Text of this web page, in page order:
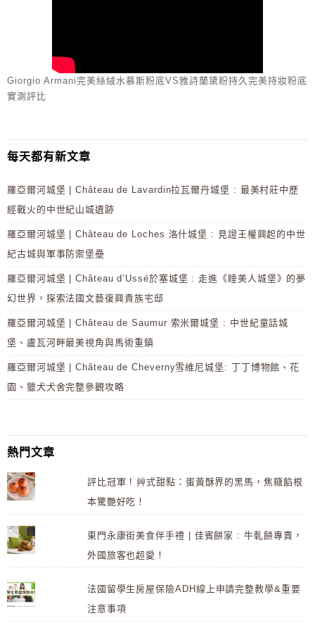
Giorgio Armani完美絲絨水慕斯粉底VS雅詩蘭黛粉持久完美持妝粉底
實測評比
每天都有新文章
羅亞爾河城堡 | Château de Lavardin拉瓦爾丹城堡 : 最美村莊中歷
經戰火的中世紀山城遺跡
羅亞爾河城堡 | Château de Loches 洛什城堡 : 見證王權興起的中世
紀古城與軍事防禦堡壘
羅亞爾河城堡 | Château d’Ussé於塞城堡 : 走進《睡美人城堡》的夢
幻世界，探索法國文藝復興貴族宅邸
羅亞爾河城堡 | Château de Saumur 索米爾城堡 : 中世紀童話城
堡、盧瓦河畔最美視角與馬術重鎮
羅亞爾河城堡 | Château de Cheverny雪維尼城堡: 丁丁博物館、花
園、獵犬犬舍完整參觀攻略
熱門文章
評比冠軍 ! 艸式甜點：蛋黃酥界的黑馬，焦糖餡根
本驚艷好吃！
東門永康街美食伴手禮 | 佳賓餅家 : 牛軋餅專賣，
外國旅客也超愛！
法國留學生房屋保險ADH線上申請完整教學&重要
注意事項